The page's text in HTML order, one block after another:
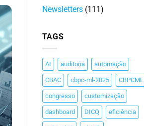
Newsletters(111)
TAGS
AI auditoria automação
CBAC cbpc-ml-2025 CBPCML
congresso customização
dashboard DICQ eficiência